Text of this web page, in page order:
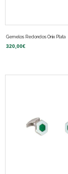
Gemelos Redondos Onix Plata
320,00€